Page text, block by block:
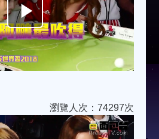
Play
Video
瀏覽人次：74297次